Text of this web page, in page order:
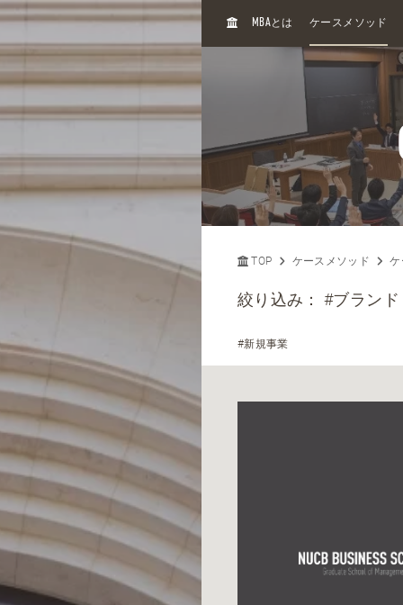
H
MBAとは ケースメソッド
TOP ケースメソッド ケ
絞り込み：#ブランド
#新規事業